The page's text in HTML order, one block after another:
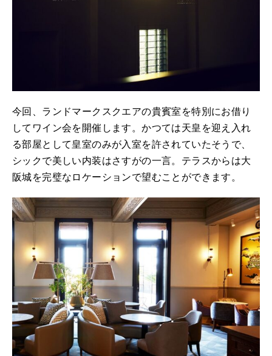
今回、ランドマークスクエアの貴賓室を特別にお借り
してワイン会を開催します。かつては天皇を迎え入れ
る部屋として皇室のみが入室を許されていたそうで、
シックで美しい内装はさすがの一言。テラスからは大
阪城を完璧なロケーションで望むことができます。